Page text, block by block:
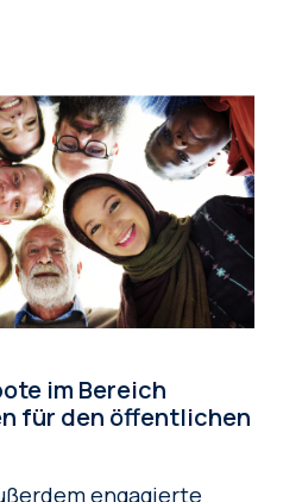
im Bereich
für den öffentlichen
engagierte